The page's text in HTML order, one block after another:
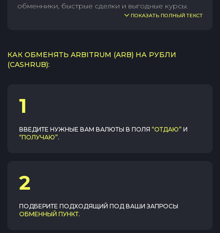
обменники, быстрые сделки и выгодные курсы.
ПОКАЗАТЬ ПОЛНЫЙ ТЕКСТ
КАК ОБМЕНЯТЬ ARBITRUM (ARB) НА РУБЛИ
(CASHRUB):
1
ВВЕДИТЕ НУЖНЫЕ ВАМ ВАЛЮТЫ В ПОЛЯ “ОТДАЮ” И
“ПОЛУЧАЮ”.
2
ПОДБЕРИТЕ ПОДХОДЯЩИЙ ПОД ВАШИ ЗАПРОСЫ
ОБМЕННЫЙ ПУНКТ.